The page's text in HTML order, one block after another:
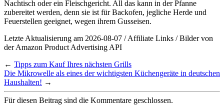
Nachtisch oder ein Fleischgericht. All das kann in der Pfanne
zubereitet werden, denn sie ist für Backofen, jegliche Herde und
Feuerstellen geeignet, wegen ihrem Gusseisen.
Letzte Aktualisierung am 2026-08-07 / Affiliate Links / Bilder von
der Amazon Product Advertising API
← Tipps zum Kauf Ihres nächsten Grills
Die Mikrowelle als eines der wichtigsten Küchengeräte in deutschen
Haushalten! →
Für diesen Beitrag sind die Kommentare geschlossen.